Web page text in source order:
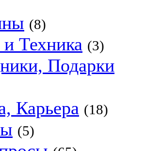
(8)
Техника (3)
Подарки
Карьера (18)
(5)